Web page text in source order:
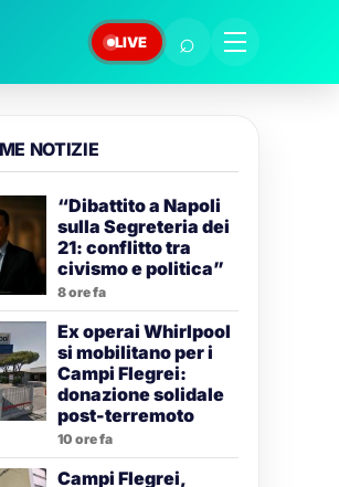
LIVE ⌕
NOTIZIE
“Dibattito a Napoli
sulla Segreteria dei
21: conflitto tra
civismo e politica”
8 ore fa
Ex operai Whirlpool
si mobilitano per i
Campi Flegrei:
donazione solidale
post-terremoto
10 ore fa
Campi Flegrei,